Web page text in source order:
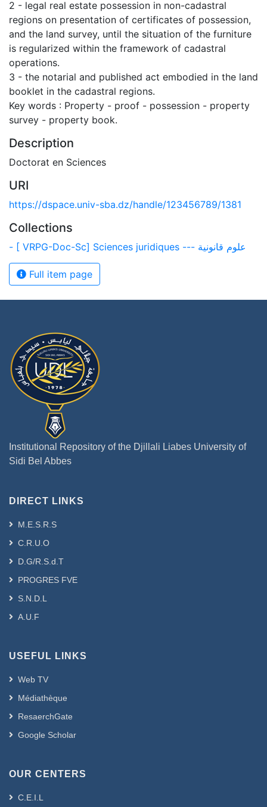
2 - legal real estate possession in non-cadastral
regions on presentation of certificates of possession,
and the land survey, until the situation of the furniture
is regularized within the framework of cadastral
operations.
3 - the notarial and published act embodied in the land
booklet in the cadastral regions.
Key words : Property - proof - possession - property
survey - property book.
Description
Doctorat en Sciences
URI
https://dspace.univ-sba.dz/handle/123456789/1381
Collections
- [ VRPG-Doc-Sc] Sciences juridiques --- علوم قانونية
Full item page
Institutional Repository of the Djillali Liabes University of
Sidi Bel Abbes
DIRECT LINKS
M.E.S.R.S
C.R.U.O
D.G/R.S.d.T
PROGRES FVE
S.N.D.L
A.U.F
USEFUL LINKS
Web TV
Médiathèque
ResaerchGate
Google Scholar
OUR CENTERS
C.E.I.L